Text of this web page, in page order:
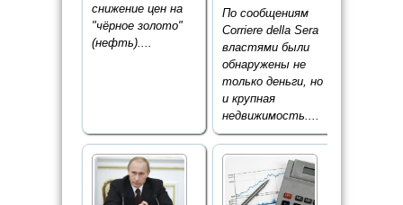
снижение цен на
"чёрное золото"
(нефть)....
По сообщениям
Corriere della Sera
властями были
обнаружены не
только деньги, но
и крупная
недвижимость....